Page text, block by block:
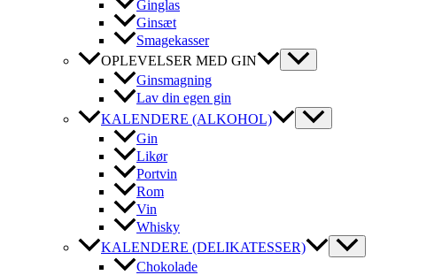
Ginglas
Ginsæt
Smagekasser
OPLEVELSER MED GIN
Ginsmagning
Lav din egen gin
KALENDERE (ALKOHOL)
Gin
Likør
Portvin
Rom
Vin
Whisky
KALENDERE (DELIKATESSER)
Chokolade